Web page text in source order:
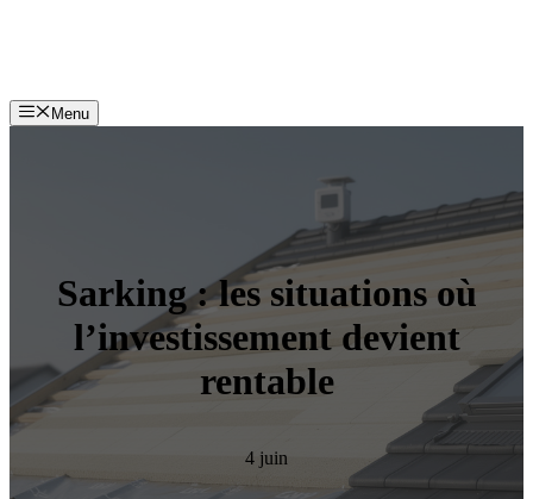
Menu
Sarking : les situations où
l’investissement devient
rentable
4 juin